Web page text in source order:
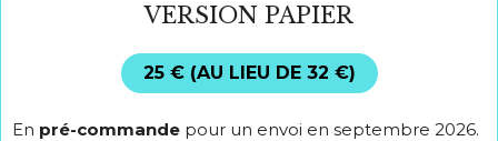
VERSION PAPIER
25 € (AU LIEU DE 32 €)
En pré-commande pour un envoi en septembre 2026.